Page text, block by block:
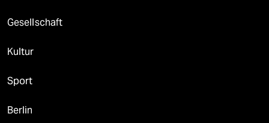
Gesellschaft
Kultur
Sport
Berlin